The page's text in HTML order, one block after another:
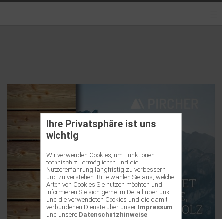
Ihre Privatsphäre ist uns
wichtig
Wir verwenden Cookies, um Funktionen
technisch zu ermöglichen und die
Nutzererfahrung langfristig zu verbessern
und zu verstehen. Bitte wählen Sie aus, welche
Arten von Cookies Sie nutzen möchten und
informieren Sie sich gerne im Detail über uns
und die verwendeten Cookies und die damit
verbundenen Dienste über unser Impressum
und unsere Datenschutzhinweise.